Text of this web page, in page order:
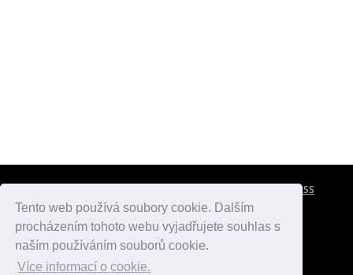
Tento web používá soubory cookie. Dalším
procházením tohoto webu vyjadřujete souhlas s
naším používáním souborů cookie.
Více informací o cookie.
RSS
atlaspamatek.info